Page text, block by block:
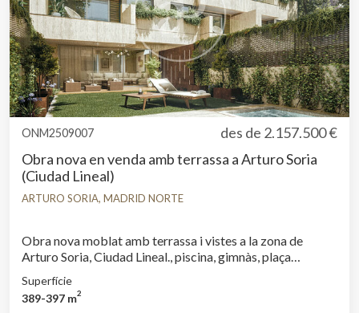
ONM2509007 des de 2.157.500 €
Obra nova en venda amb terrassa a Arturo Soria
(Ciudad Lineal)
ARTURO SORIA, MADRID NORTE
Obra nova moblat amb terrassa i vistes a la zona de
Arturo Soria, Ciudad Lineal., piscina, gimnàs, plaça
bugaderia, balcó, pati posterior, calefacció, consergeria i
traster.
Superfície
389-397 m2